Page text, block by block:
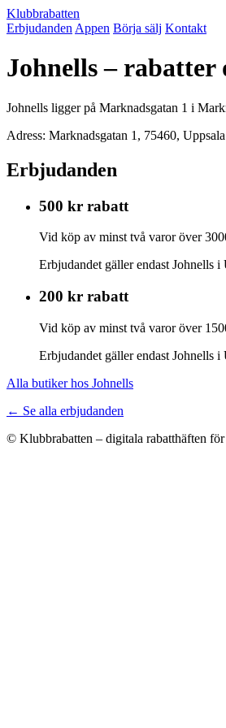
Klubbrabatten
Erbjudanden Appen Börja sälj Kontakt
Johnells – rabatter
Johnells ligger på Marknadsgatan 1 i
Adress: Marknadsgatan 1, 75460,
Erbjudanden
500 kr rabatt
Vid köp av minst två varor över
Erbjudandet gäller endast Johnells i
200 kr rabatt
Vid köp av minst två varor över
Erbjudandet gäller endast Johnells i
Alla butiker hos Johnells
← Se alla erbjudanden
© Klubbrabatten – digitala rabatthäften